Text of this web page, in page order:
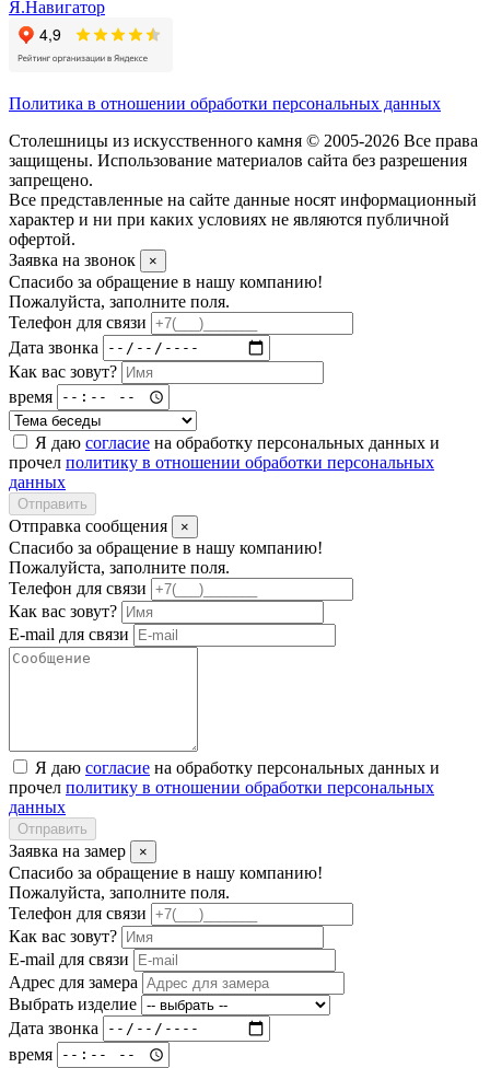
Я.Навигатор
Политика в отношении обработки персональных данных
Столешницы из искусственного камня © 2005-2026 Все права
защищены. Использование материалов сайта без разрешения
запрещено.
Все представленные на сайте данные носят информационный
характер и ни при каких условиях не являются публичной
офертой.
Заявка на звонок
×
Спасибо за обращение в нашу компанию!
Пожалуйста, заполните поля.
Телефон для связи
Дата звонка
Как вас зовут?
время
Я даю согласие на обработку персональных данных и
прочел политику в отношении обработки персональных
данных
Отправить
Отправка сообщения ×
Спасибо за обращение в нашу компанию!
Пожалуйста, заполните поля.
Телефон для связи
Как вас зовут?
E-mail для связи
Я даю согласие на обработку персональных данных и
прочел политику в отношении обработки персональных
данных
Отправить
Заявка на замер ×
Спасибо за обращение в нашу компанию!
Пожалуйста, заполните поля.
Телефон для связи
Как вас зовут?
E-mail для связи
Адрес для замера
Выбрать изделие
Дата звонка
время